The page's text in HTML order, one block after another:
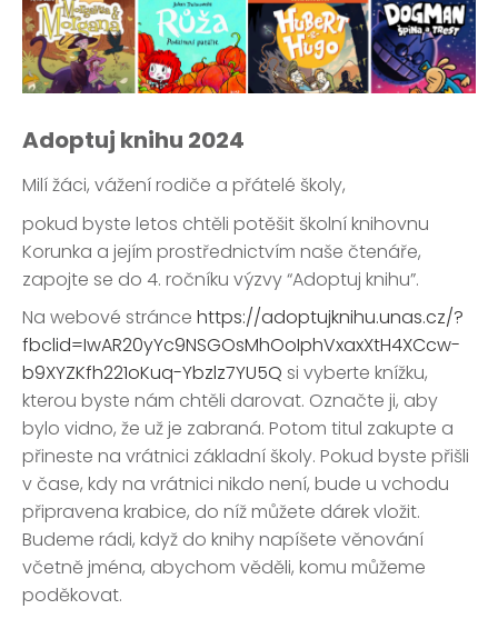
Adoptuj knihu 2024
Milí žáci, vážení rodiče a přátelé školy,
pokud byste letos chtěli potěšit školní knihovnu
Korunka a jejím prostřednictvím naše čtenáře,
zapojte se do 4. ročníku výzvy “Adoptuj knihu”.
Na webové stránce https://adoptujknihu.unas.cz/?
fbclid=IwAR20yYc9NSGOsMhOoIphVxaxXtH4XCcw-
b9XYZKfh221oKuq-Ybzlz7YU5Q si vyberte knížku,
kterou byste nám chtěli darovat. Označte ji, aby
bylo vidno, že už je zabraná. Potom titul zakupte a
přineste na vrátnici základní školy. Pokud byste přišli
v čase, kdy na vrátnici nikdo není, bude u vchodu
připravena krabice, do níž můžete dárek vložit.
Budeme rádi, když do knihy napíšete věnování
včetně jména, abychom věděli, komu můžeme
poděkovat.